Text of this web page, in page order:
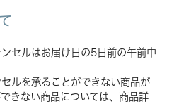
セルはお届け日の5日前の午前中
ルを承ることができない商品が
きない商品については、商品詳